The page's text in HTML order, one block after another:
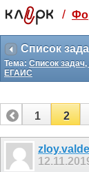
Святые
прекрасен:)
месяц
99 ₽
259
-10%
полгода
499 ₽
-15%
/
Тема: Список
ЕГАИС
1 2